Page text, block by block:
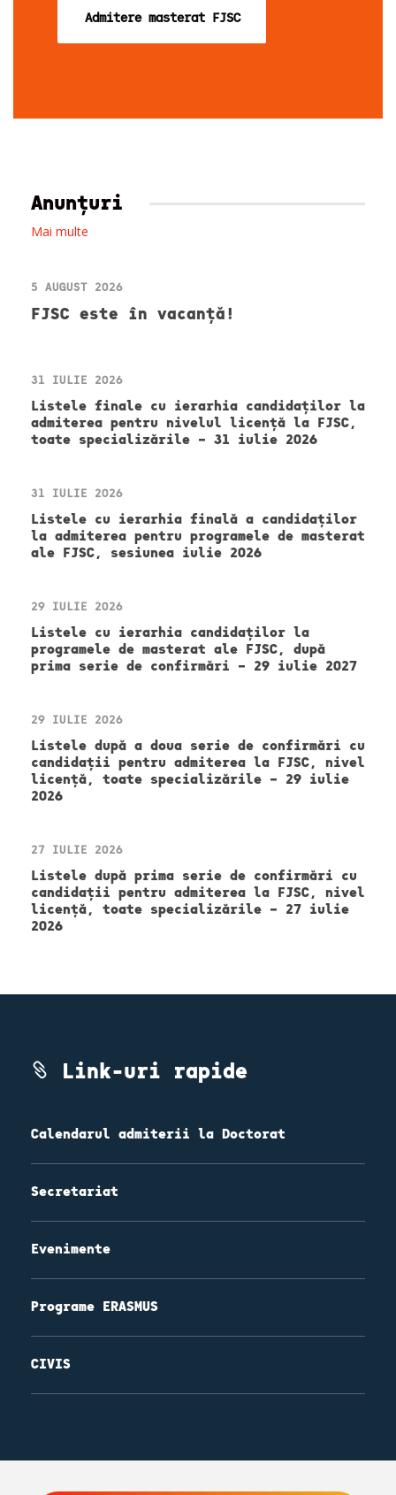
Admitere masterat FJSC
Anunțuri
Mai multe
5 AUGUST 2026
FJSC este în vacanță!
31 IULIE 2026
Listele finale cu ierarhia candidaților la
admiterea pentru nivelul licență la FJSC,
toate specializările – 31 iulie 2026
31 IULIE 2026
Listele cu ierarhia finală a candidaților
la admiterea pentru programele de masterat
ale FJSC, sesiunea iulie 2026
29 IULIE 2026
Listele cu ierarhia candidaților la
programele de masterat ale FJSC, după
prima serie de confirmări – 29 iulie 2027
29 IULIE 2026
Listele după a doua serie de confirmări cu
candidații pentru admiterea la FJSC, nivel
licență, toate specializările – 29 iulie
2026
27 IULIE 2026
Listele după prima serie de confirmări cu
candidații pentru admiterea la FJSC, nivel
licență, toate specializările – 27 iulie
2026
Link-uri rapide
Calendarul admiterii la Doctorat
Secretariat
Evenimente
Programe ERASMUS
CIVIS